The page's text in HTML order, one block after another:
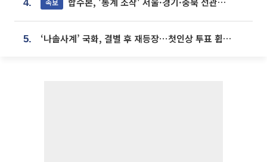
4.
5. ‘나솔사계’ 국화, 결별 후 재등장⋯첫인상 투표 휩쓸고 ‘인기녀’ 등극